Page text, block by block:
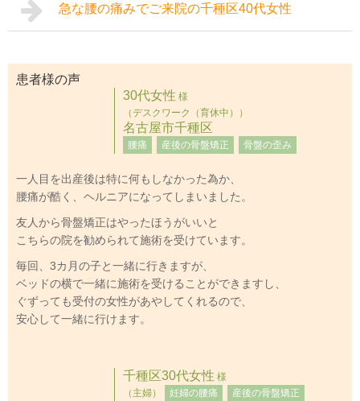
急な腰の痛みでご来院の千種区40代女性
患者様の声
30代女性 様
（デスクワーク（育休中））
名古屋市千種区
腰痛 産後の骨盤矯正 骨盤の歪み
一人目を出産後は特に何もしなかった為か、
腰痛が酷く、ヘルニアになってしまいました。
友人から骨盤矯正はやったほうがいいと
こちらの院を勧められて施術を受けています。
毎回、3カ月の子と一緒に行きますが、
ベッドの横で一緒に施術を受けることができますし、
ぐずっても受付の女性があやしてくれるので、
安心して一緒に行けます。
千種区30代女性 様
（主婦）
妊婦の腰痛 産後の骨盤矯正